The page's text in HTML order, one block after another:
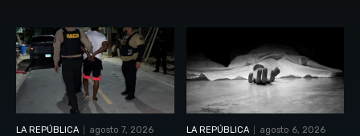
LA REPÚBLICA agosto 7, 2026 LA REPÚBLICA agosto 6, 2026